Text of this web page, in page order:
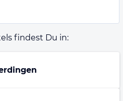
findest Du in: